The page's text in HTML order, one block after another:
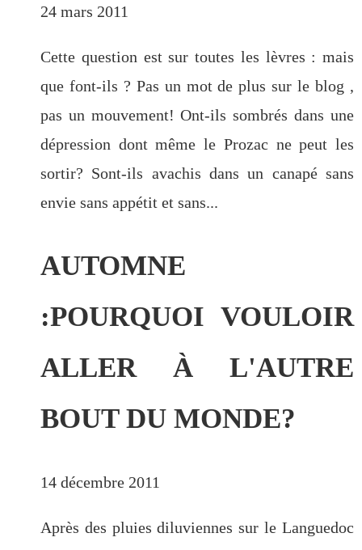
24 mars 2011
Cette question est sur toutes les lèvres : mais
que font-ils ? Pas un mot de plus sur le blog ,
pas un mouvement! Ont-ils sombrés dans une
dépression dont même le Prozac ne peut les
sortir? Sont-ils avachis dans un canapé sans
envie sans appétit et sans...
AUTOMNE
:POURQUOI VOULOIR
ALLER À L'AUTRE
BOUT DU MONDE?
14 décembre 2011
Après des pluies diluviennes sur le Languedoc